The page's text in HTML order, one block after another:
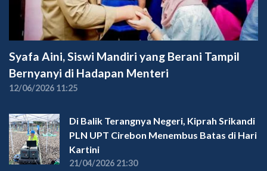
Syafa Aini, Siswi Mandiri yang Berani Tampil
Bernyanyi di Hadapan Menteri
12/06/2026 11:25
Di Balik Terangnya Negeri, Kiprah Srikandi
PLN UPT Cirebon Menembus Batas di Hari
Kartini
21/04/2026 21:30